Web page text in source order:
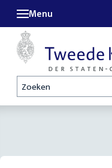
Zoeken
Menu